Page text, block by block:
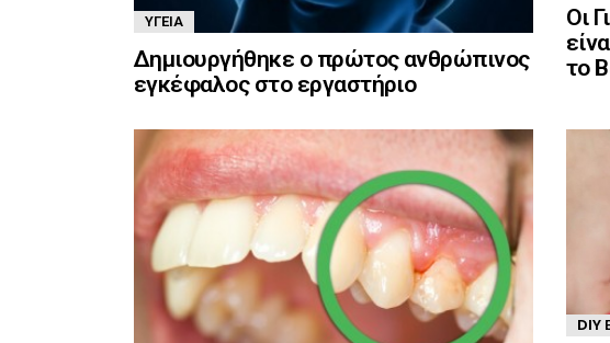
ΥΓΕΊΑ
Δημιουργήθηκε ο πρώτος ανθρώπινος
εγκέφαλος στο εργαστήριο
Οι
το
DIY